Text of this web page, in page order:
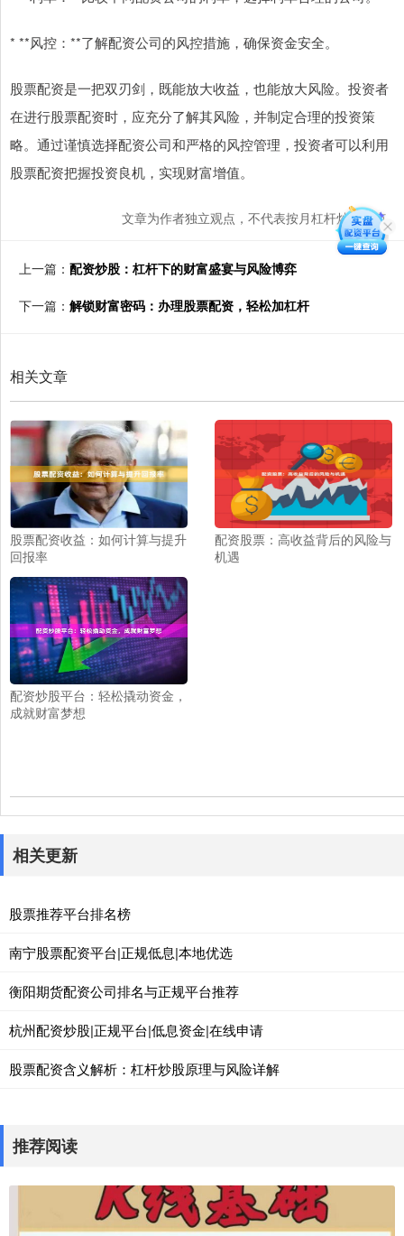
* **风控：**了解配资公司的风控措施，确保资金安全。
股票配资是一把双刃剑，既能放大收益，也能放大风险。投资者
在进行股票配资时，应充分了解其风险，并制定合理的投资策
略。通过谨慎选择配资公司和严格的风控管理，投资者可以利用
股票配资把握投资良机，实现财富增值。
文章为作者独立观点，不代表按月杠杆炒股观点
上一篇： 配资炒股：杠杆下的财富盛宴与风险博弈
下一篇： 解锁财富密码：办理股票配资，轻松加杠杆
相关文章
股票配资收益：如何计算与提升
回报率
配资股票：高收益背后的风险与
机遇
配资炒股平台：轻松撬动资金，
成就财富梦想
相关更新
股票推荐平台排名榜
南宁股票配资平台|正规低息|本地优选
衡阳期货配资公司排名与正规平台推荐
杭州配资炒股|正规平台|低息资金|在线申请
股票配资含义解析：杠杆炒股原理与风险详解
推荐阅读